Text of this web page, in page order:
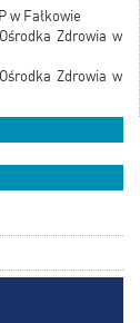
w Fałkowie
Zdrowia w
Zdrowia w